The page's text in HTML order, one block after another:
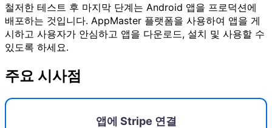
철저한 테스트 후 마지막 단계는 Android 앱을 프로덕션에
배포하는 것입니다. AppMaster 플랫폼을 사용하여 앱을 게
시하고 사용자가 안심하고 앱을 다운로드, 설치 및 사용할 수
있도록 하세요.
주요 시사점
앱에 Stripe 연결